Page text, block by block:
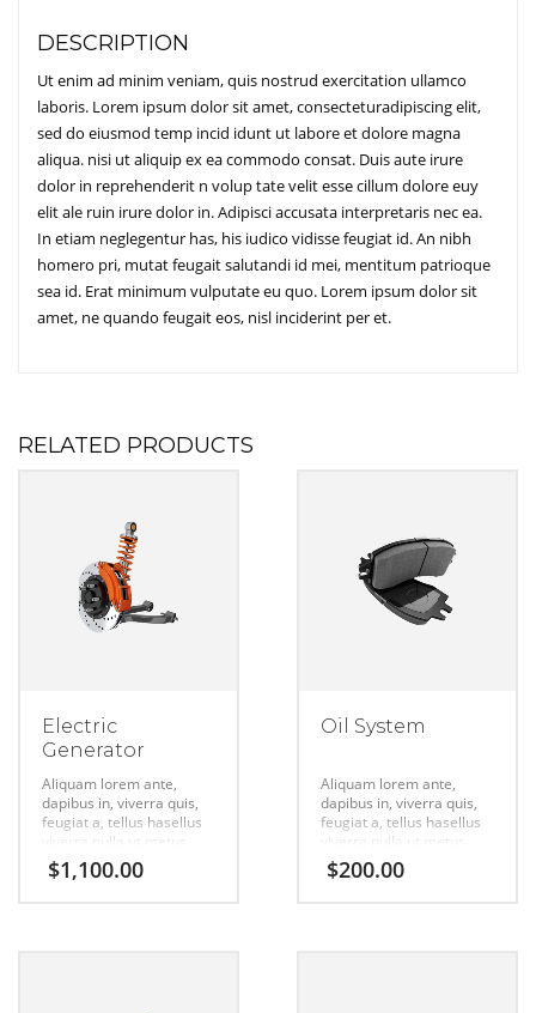
DESCRIPTION
Ut enim ad minim veniam, quis nostrud exercitation ullamco
laboris. Lorem ipsum dolor sit amet, consecteturadipiscing elit,
sed do eiusmod temp incid idunt ut labore et dolore magna
aliqua. nisi ut aliquip ex ea commodo consat. Duis aute irure
dolor in reprehenderit n volup tate velit esse cillum dolore euy
elit ale ruin irure dolor in. Adipisci accusata interpretaris nec ea.
In etiam neglegentur has, his iudico vidisse feugiat id. An nibh
homero pri, mutat feugait salutandi id mei, mentitum patrioque
sea id. Erat minimum vulputate eu quo. Lorem ipsum dolor sit
amet, ne quando feugait eos, nisl inciderint per et.
RELATED PRODUCTS
Electric
Generator
Aliquam lorem ante,
dapibus in, viverra quis,
feugiat a, tellus hasellus
viverra nulla ut metus
varius laort, uisque
rutrum. Aenean
$1,100.00
Oil System
Aliquam lorem ante,
dapibus in, viverra quis,
feugiat a, tellus hasellus
viverra nulla ut metus
varius laort, uisque
rutrum. Aenean
$200.00